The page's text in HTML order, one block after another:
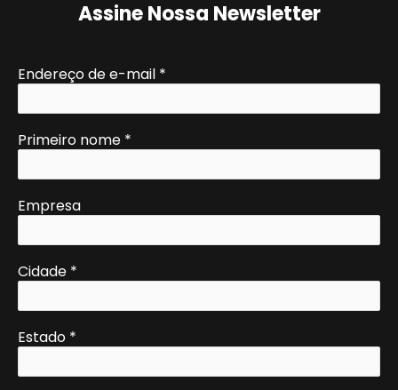
Assine Nossa Newsletter
Endereço de e-mail *
Primeiro nome *
Empresa
Cidade *
Estado *